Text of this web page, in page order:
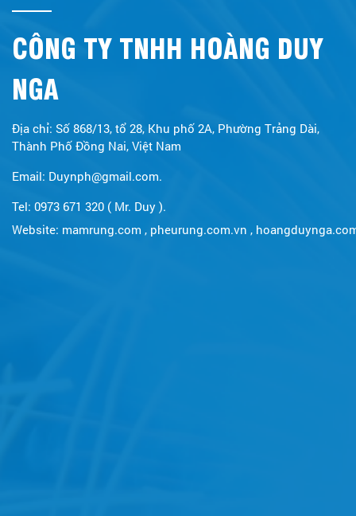
CÔNG TY TNHH HOÀNG DUY
NGA
Địa chỉ: Số 868/13, tổ 28, Khu phố 2A, Phường Trảng Dài,
Thành Phố Đồng Nai, Việt Nam
Email: Duynph@gmail.com.
Tel: 0973 671 320 ( Mr. Duy ).
Website: mamrung.com , pheurung.com.vn ,